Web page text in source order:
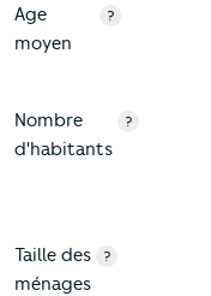
Age
moyen
?
Nombre
d'habitants
?
Taille des
ménages
?